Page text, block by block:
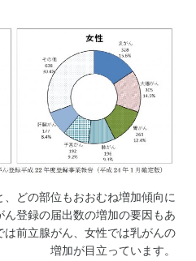
どの部位もおおむね増加傾向に
登録の届出数の増加の要因もあ
前立腺がん、女性では乳がんの
増加が目立っています。